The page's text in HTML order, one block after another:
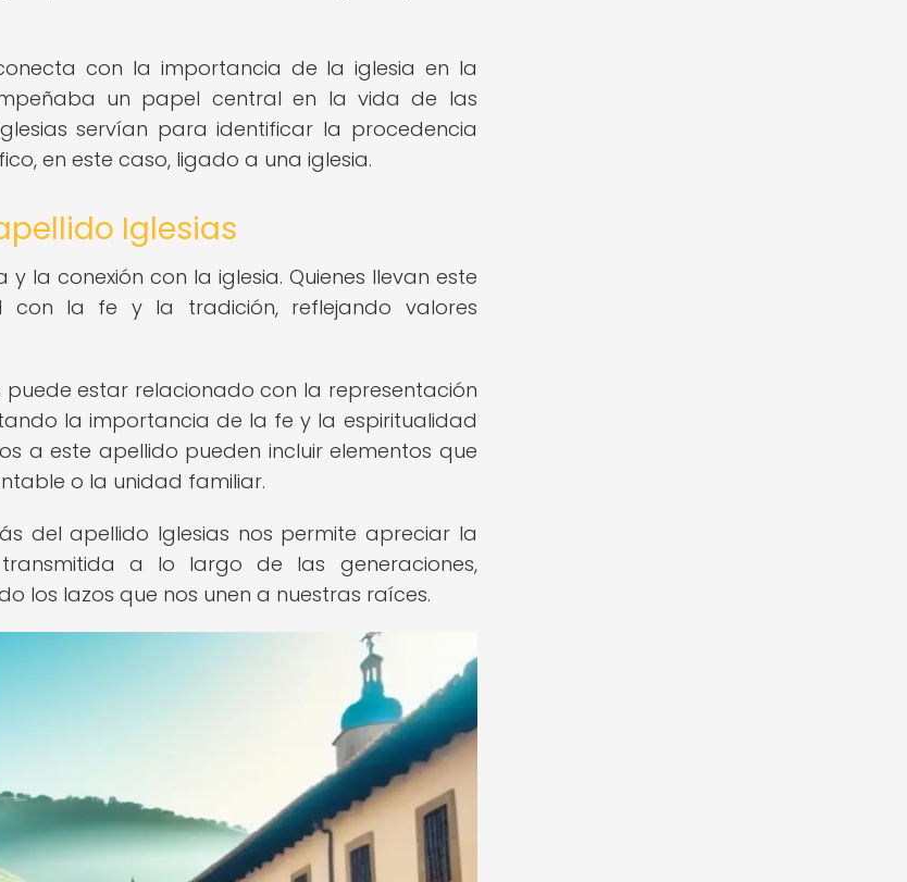
con la importancia de la iglesia en la
un papel central en la vida de las
servían para identificar la procedencia
en este caso, ligado a una iglesia.
Iglesias
la conexión con la iglesia. Quienes llevan este
con la fe y la tradición, reflejando valores
estar relacionado con la representación
la importancia de la fe y la espiritualidad
a este apellido pueden incluir elementos que
o la unidad familiar.
del apellido Iglesias nos permite apreciar la
a lo largo de las generaciones,
los lazos que nos unen a nuestras raíces.